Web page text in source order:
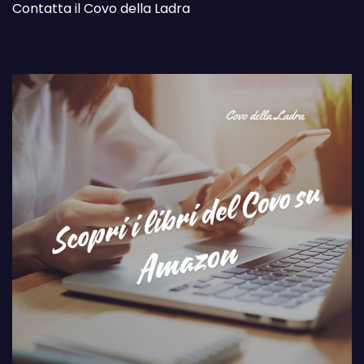
Contatta il Covo della Ladra